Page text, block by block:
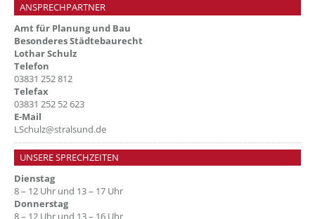
ANSPRECHPARTNER
Amt für Planung und Bau
Besonderes Städtebaurecht
Lothar Schulz
Telefon
03831 252 812
Telefax
03831 252 52 623
E-Mail
LSchulz@stralsund.de
UNSERE SPRECHZEITEN
Dienstag
8 – 12 Uhr und 13 – 17 Uhr
Donnerstag
8 – 12 Uhr und 13 – 16 Uhr